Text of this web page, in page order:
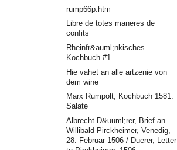
rump66p.htm
Libre de totes maneres de
confits
Rheinfr&auml;nkisches
Kochbuch #1
Hie vahet an alle artzenie von
dem wine
Marx Rumpolt, Kochbuch 1581:
Salate
Albrecht D&uuml;rer, Brief an
Willibald Pirckheimer, Venedig,
28. Februar 1506 / Duerer, Letter